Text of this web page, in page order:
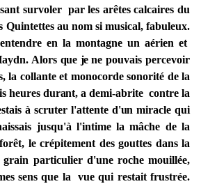
survoler par les arêtes calcaires du
Quintettes au nom si musical, fabuleux.
en la montagne un aérien et
Alors que jene pouvais percevoir
la collante et monocorde sonorité de la
heuresdurant, a demi-abrite contre la
à scruter l'attented'un miracle qui
jusqu'à l'intime la mâche de la
le crépitement des gouttes dans la
grain particulier d'une roche mouillée,
sens que la vue qui restait frustrée.